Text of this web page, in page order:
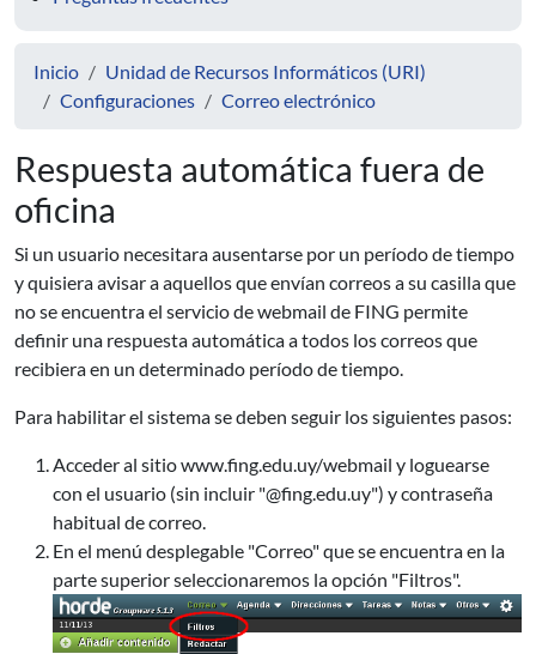
Inicio
Unidad de Recursos Informáticos (URI)
Configuraciones
Correo electrónico
Respuesta automática fuera de
oficina
Si un usuario necesitara ausentarse por un período de tiempo
y quisiera avisar a aquellos que envían correos a su casilla que
no se encuentra el servicio de webmail de FING permite
definir una respuesta automática a todos los correos que
recibiera en un determinado período de tiempo.
Para habilitar el sistema se deben seguir los siguientes pasos:
Acceder al sitio www.fing.edu.uy/webmail y loguearse
con el usuario (sin incluir "@fing.edu.uy") y contraseña
habitual de correo.
En el menú desplegable "Correo" que se encuentra en la
parte superior seleccionaremos la opción "Filtros".